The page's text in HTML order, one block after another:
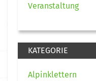
Veranstaltung
KATEGORIE
Alpinklettern